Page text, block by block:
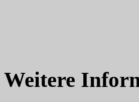
Weitere